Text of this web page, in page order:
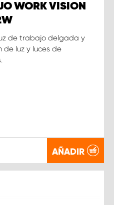
WORK VISION
Luz de trabajo delgada y
luz y luces de
AÑADIR